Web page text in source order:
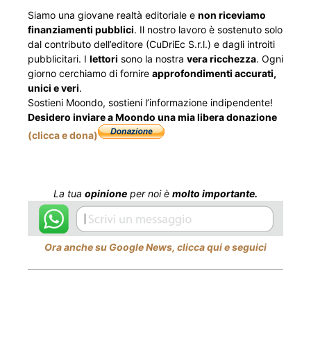
Siamo una giovane realtà editoriale e non riceviamo
finanziamenti pubblici. Il nostro lavoro è sostenuto solo
dal contributo dell’editore (CuDriEc S.r.l.) e dagli introiti
pubblicitari. I lettori sono la nostra vera ricchezza. Ogni
giorno cerchiamo di fornire approfondimenti accurati,
unici e veri.
Sostieni Moondo, sostieni l’informazione indipendente!
Desidero inviare a Moondo una mia libera donazione
(clicca e dona)
La tua opinione per noi è molto importante.
Ora anche su Google News, clicca qui e seguici